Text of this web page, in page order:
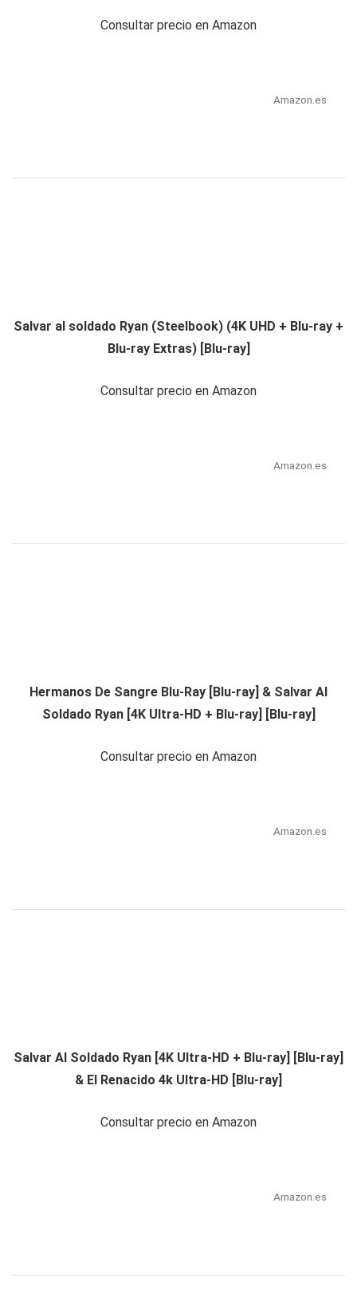
Consultar precio en Amazon
Amazon.es
Salvar al soldado Ryan (Steelbook) (4K UHD + Blu-ray +
Blu-ray Extras) [Blu-ray]
Consultar precio en Amazon
Amazon.es
Hermanos De Sangre Blu-Ray [Blu-ray] & Salvar Al
Soldado Ryan [4K Ultra-HD + Blu-ray] [Blu-ray]
Consultar precio en Amazon
Amazon.es
Salvar Al Soldado Ryan [4K Ultra-HD + Blu-ray] [Blu-ray]
& El Renacido 4k Ultra-HD [Blu-ray]
Consultar precio en Amazon
Amazon.es